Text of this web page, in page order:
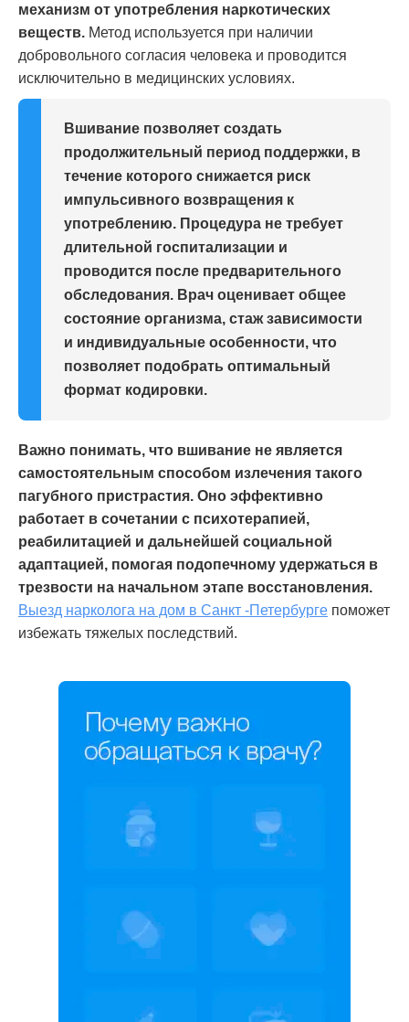
механизм от употребления наркотических
веществ. Метод используется при наличии
добровольного согласия человека и проводится
исключительно в медицинских условиях.
Вшивание позволяет создать
продолжительный период поддержки, в
течение которого снижается риск
импульсивного возвращения к
употреблению. Процедура не требует
длительной госпитализации и
проводится после предварительного
обследования. Врач оценивает общее
состояние организма, стаж зависимости
и индивидуальные особенности, что
позволяет подобрать оптимальный
формат кодировки.
Важно понимать, что вшивание не является
самостоятельным способом излечения такого
пагубного пристрастия. Оно эффективно
работает в сочетании с психотерапией,
реабилитацией и дальнейшей социальной
адаптацией, помогая подопечному удержаться в
трезвости на начальном этапе восстановления.
Выезд нарколога на дом в Санкт -Петербурге поможет
избежать тяжелых последствий.